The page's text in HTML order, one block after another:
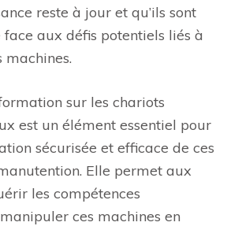
reste à jour et qu’ils sont
aux défis potentiels liés à
machines.
sur les chariots
est un élément essentiel pour
sécurisée et efficace de ces
Elle permet aux
les compétences
ces machines en